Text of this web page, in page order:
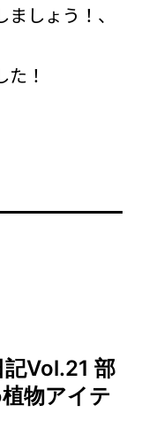
しょう！、
！
Vol.21 部
物アイテ